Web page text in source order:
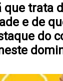
que trata
e de
do